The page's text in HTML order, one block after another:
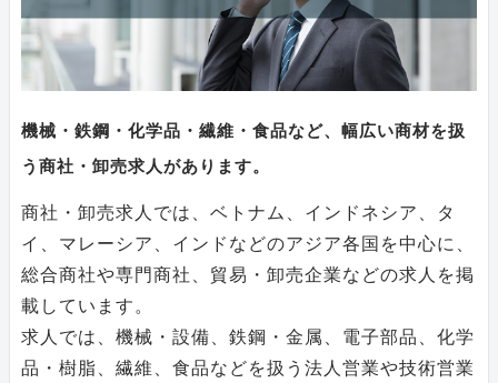
機械・鉄鋼・化学品・繊維・食品など、幅広い商材を扱
う商社・卸売求人があります。
商社・卸売求人では、ベトナム、インドネシア、タ
イ、マレーシア、インドなどのアジア各国を中心に、
総合商社や専門商社、貿易・卸売企業などの求人を掲
載しています。
求人では、機械・設備、鉄鋼・金属、電子部品、化学
品・樹脂、繊維、食品などを扱う法人営業や技術営業